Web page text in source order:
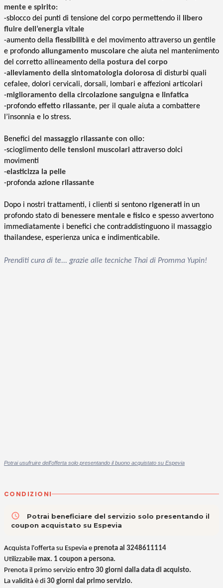
mente e spirito:
-sblocco dei punti di tensione del corpo permettendo il
libero
fluire dell’energia vitale
-aumento della flessibilità e del movimento attraverso un gentile
e profondo allungamento muscolare che aiuta nel mantenimento
del corretto allineamento della postura del corpo
-alleviamento della sintomatologia dolorosa di disturbi quali
cefalee, dolori cervicali, dorsali, lombari e affezioni articolari
-miglioramento della circolazione sanguigna e linfatica
-profondo effetto rilassante, per il quale aiuta a combattere
l’insonnia e lo stress.
Benefici del massaggio rilassante con olio:
-scioglimento delle tensioni muscolari attraverso dolci
movimenti
-elasticizza la pelle
-profonda azione rilassante
Dopo i nostri trattamenti, i clienti si sentono rigenerati in un
profondo stato di benessere mentale e fisico e spesso avvertono
immediatamente i benefici che contraddistinguono il massaggio
thailandese, esperienza unica e indimenticabile.
Prenditi cura di te... grazie alle tecniche Thai di Promma Yupin!
Potrai usufruire dell'offerta solo presentando il buono acquistato su Espevia
CONDIZIONI
access_time
Potrai beneficiare del servizio solo presentando il
coupon acquistato su Espevia
Acquista l'offerta su Espevia e prenota al 3248611114
Utilizzabile max. 1 coupon a persona.
Prenota il primo servizio entro 30 giorni dalla data di acquisto.
La validità è di 30 giorni dal primo servizio.